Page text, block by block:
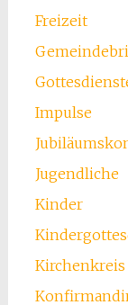
Freizeit
Impulse
Jugendliche
Kinder
Kirchenkreis